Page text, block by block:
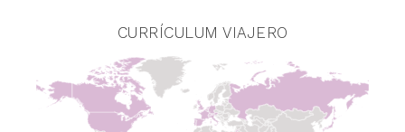
CURRÍCULUM VIAJERO